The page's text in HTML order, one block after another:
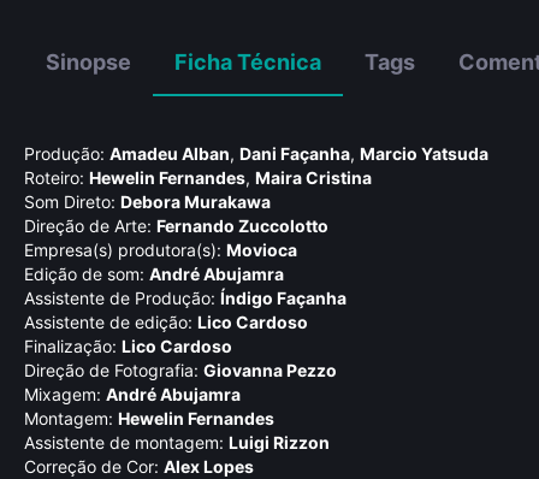
Sinopse Ficha Técnica Tags
Produção: Amadeu Alban, Dani Façanha, Marcio Yatsuda
Roteiro: Hewelin Fernandes, Maira Cristina
Som Direto: Debora Murakawa
Direção de Arte: Fernando Zuccolotto
Empresa(s) produtora(s): Movioca
Edição de som: André Abujamra
Assistente de Produção: Índigo Façanha
Assistente de edição: Lico Cardoso
Finalização: Lico Cardoso
Direção de Fotografia: Giovanna Pezzo
Mixagem: André Abujamra
Montagem: Hewelin Fernandes
Assistente de montagem: Luigi Rizzon
Correção de Cor: Alex Lopes